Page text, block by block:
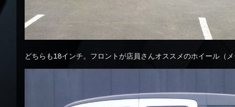
どちらも18インチ。フロントが店員さんオススメのホイール（